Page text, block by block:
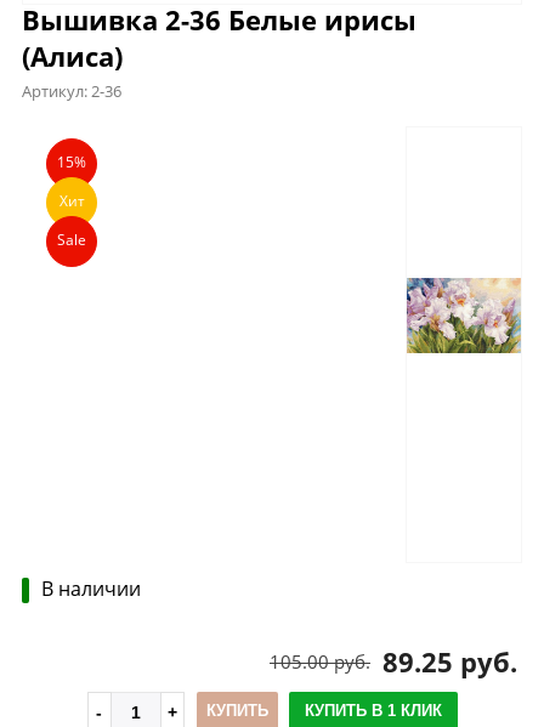
Вышивка 2-36 Белые ирисы
(Алиса)
Артикул:2-36
Описание
15%
Хит
Sale
В наличии
89.25 руб.
105.00 руб.
КУПИТЬ КУПИТЬ В 1 КЛИК